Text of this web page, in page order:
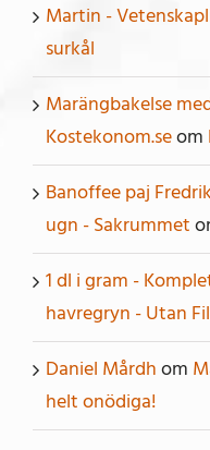
Martin -
surkål
Marängbakelse
Kostekonom.seom
Banoffee paj
ugn - Sakrummet
1 dl i gram -
havregryn - Utan
Daniel Mårdhom
helt onödiga!